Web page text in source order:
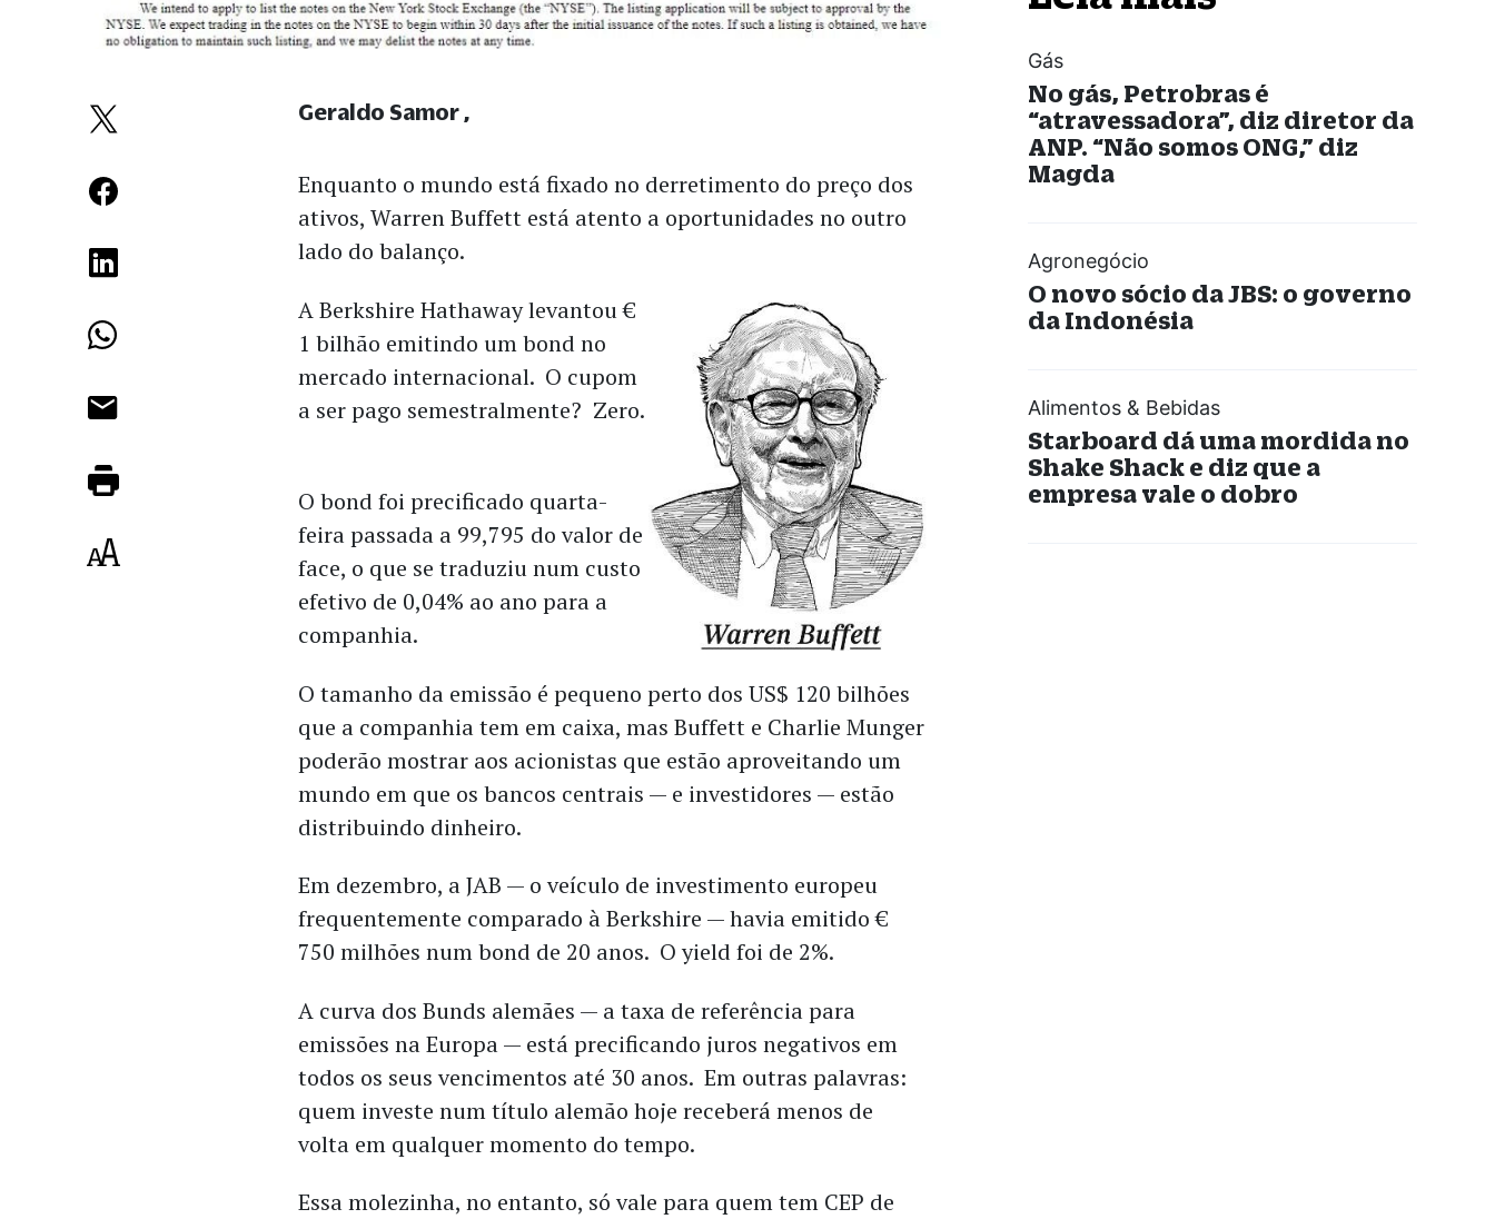
Enquanto o mundo está fixado no derretimento do preço dos
ativos, Warren Buffett está atento a oportunidades no outro
lado do balanço.
A Berkshire Hathaway levantou €
1 bilhão emitindo um bond no
mercado internacional. O cupom
a ser pago semestralmente? Zero.
O bond foi precificado quarta-
feira passada a 99,795 do valor de
face, o que se traduziu num custo
efetivo de 0,04% ao ano para a
companhia.
O tamanho da emissão é pequeno perto dos US$ 120 bilhões
que a companhia tem em caixa, mas Buffett e Charlie Munger
poderão mostrar aos acionistas que estão aproveitando um
mundo em que os bancos centrais — e investidores — estão
distribuindo dinheiro.
Em dezembro, a JAB — o veículo de investimento europeu
frequentemente comparado à Berkshire — havia emitido €
750 milhões num bond de 20 anos. O yield foi de 2%.
A curva dos Bunds alemães — a taxa de referência para
emissões na Europa — está precificando juros negativos em
todos os seus vencimentos até 30 anos. Em outras palavras:
quem investe num título alemão hoje receberá menos de
volta em qualquer momento do tempo.
Essa molezinha, no entanto, só vale para quem tem CEP de
Geraldo Samor
Gás
No gás, Petrobras é
“atravessadora”, diz diretor da
ANP. “Não somos ONG,” diz
Magda
Agronegócio
O novo sócio da JBS: o governo
da Indonésia
Alimentos & Bebidas
Starboard dá uma mordida no
Shake Shack e diz que a
empresa vale o dobro